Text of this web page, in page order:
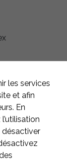
les services
et afin
En
désactiver